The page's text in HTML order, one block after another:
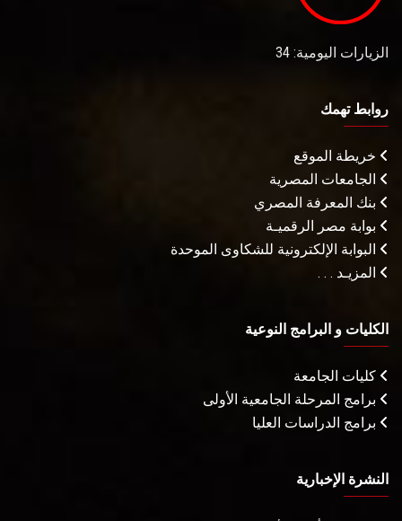
الزيارات اليومية: 34
روابط تهمك
خريطة الموقع
الجامعات المصرية
بنك المعرفة المصري
بوابة مصر الرقميـة
البوابة الإلكترونية للشكاوى الموحدة
المزيـد . . .
الكليات و البرامج النوعية
كليات الجامعة
برامج المرحلة الجامعية الأولى
برامج الدراسات العليا
النشرة الإخبارية